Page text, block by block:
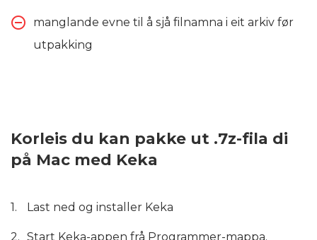
manglande evne til å sjå filnamna i eit arkiv før
utpakking
Korleis du kan pakke ut .7z-fila di
på Mac med Keka
Last ned og installer Keka
Start Keka-appen frå Programmer-mappa.